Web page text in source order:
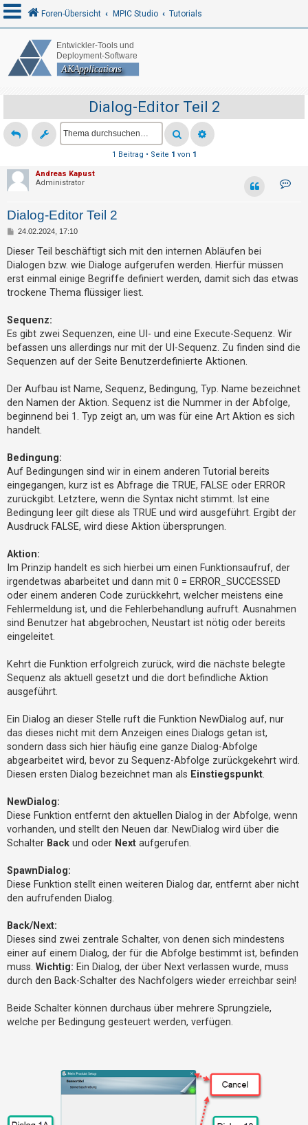
A
e
l
e
n
R
e
g
i
s
t
r
i
e
r
e
n
U
n
b
e
a
t
w
o
r
t
e
t
e
T
e
m
e
n
A
k
i
v
e
T
h
e
m
e
n
e
Foren-Übersicht MPIC Studio Tutorials
Dialog-Editor Teil 2
1 Beitrag • Seite 1 von 1
Andreas Kapust
Administrator
n
r
e
a
s
Dialog-Editor Teil 2
B
i
t
r
a
g
24.02.2024, 17:10
Dieser Teil beschäftigt sich mit den internen Abläufen bei
Dialogen bzw. wie Dialoge aufgerufen werden. Hierfür müssen
erst einmal einige Begriffe definiert werden, damit sich das etwas
trockene Thema flüssiger liest.
Sequenz:
Es gibt zwei Sequenzen, eine UI- und eine Execute-Sequenz. Wir
befassen uns allerdings nur mit der UI-Sequenz. Zu finden sind die
Sequenzen auf der Seite Benutzerdefinierte Aktionen.
Der Aufbau ist Name, Sequenz, Bedingung, Typ. Name bezeichnet
den Namen der Aktion. Sequenz ist die Nummer in der Abfolge,
beginnend bei 1. Typ zeigt an, um was für eine Art Aktion es sich
handelt.
Bedingung:
Auf Bedingungen sind wir in einem anderen Tutorial bereits
eingegangen, kurz ist es Abfrage die TRUE, FALSE oder ERROR
zurückgibt. Letztere, wenn die Syntax nicht stimmt. Ist eine
Bedingung leer gilt diese als TRUE und wird ausgeführt. Ergibt der
Ausdruck FALSE, wird diese Aktion übersprungen.
Aktion:
Im Prinzip handelt es sich hierbei um einen Funktionsaufruf, der
irgendetwas abarbeitet und dann mit 0 = ERROR_SUCCESSED
oder einem anderen Code zurückkehrt, welcher meistens eine
Fehlermeldung ist, und die Fehlerbehandlung aufruft. Ausnahmen
sind Benutzer hat abgebrochen, Neustart ist nötig oder bereits
eingeleitet.
Kehrt die Funktion erfolgreich zurück, wird die nächste belegte
Sequenz als aktuell gesetzt und die dort befindliche Aktion
ausgeführt.
Ein Dialog an dieser Stelle ruft die Funktion NewDialog auf, nur
das dieses nicht mit dem Anzeigen eines Dialogs getan ist,
sondern dass sich hier häufig eine ganze Dialog-Abfolge
abgearbeitet wird, bevor zu Sequenz-Abfolge zurückgekehrt wird.
Diesen ersten Dialog bezeichnet man als Einstiegspunkt
NewDialog:
Diese Funktion entfernt den aktuellen Dialog in der Abfolge, wenn
vorhanden, und stellt den Neuen dar. NewDialog wird über die
Schalter Back und oder Next aufgerufen.
SpawnDialog:
Diese Funktion stellt einen weiteren Dialog dar, entfernt aber nicht
den aufrufenden Dialog.
Back/Next:
Dieses sind zwei zentrale Schalter, von denen sich mindestens
einer auf einem Dialog, der für die Abfolge bestimmt ist, befinden
muss. Wichtig: Ein Dialog, der über Next verlassen wurde, muss
durch den Back-Schalter des Nachfolgers wieder erreichbar sein!
Beide Schalter können durchaus über mehrere Sprungziele,
welche per Bedingung gesteuert werden, verfügen.